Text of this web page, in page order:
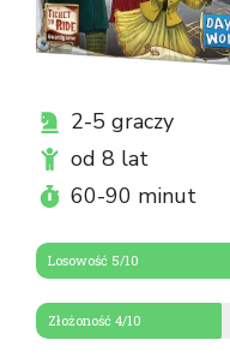
2-5 graczy
od 8 lat
60-90 minut
Losowość 5/10
Złożoność 4/10